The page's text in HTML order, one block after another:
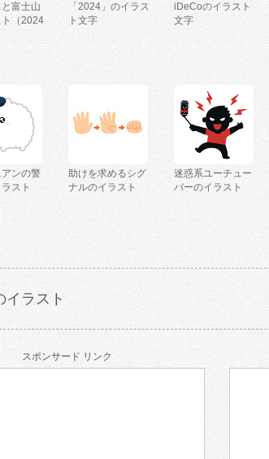
富士山
（2024
「2024」のイラス
ト文字
iDeCoのイラスト
文字
ンの警
スト
助けを求めるシグ
ナルのイラスト
迷惑系ユーチュー
バーのイラスト
イラスト
スポンサード リンク